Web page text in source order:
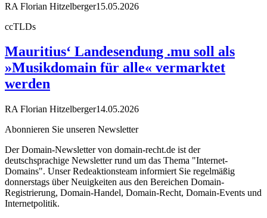
RA Florian Hitzelberger15.05.2026
ccTLDs
Mauritius‘ Landesendung .mu soll als
»Musikdomain für alle« vermarktet
werden
RA Florian Hitzelberger14.05.2026
Abonnieren Sie unseren Newsletter
Der Domain-Newsletter von domain-recht.de ist der
deutschsprachige Newsletter rund um das Thema "Internet-
Domains". Unser Redeaktionsteam informiert Sie regelmäßig
donnerstags über Neuigkeiten aus den Bereichen Domain-
Registrierung, Domain-Handel, Domain-Recht, Domain-Events und
Internetpolitik.